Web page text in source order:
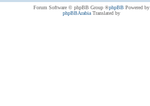
Powered by
phpBB
® Forum Software © phpBB Group
Translated by
phpBBArabia